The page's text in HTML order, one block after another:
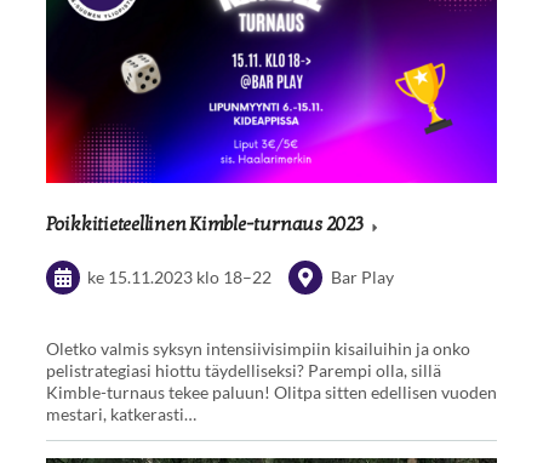
Poikkitieteellinen Kimble-turnaus 2023
ke 15.11.2023 klo 18–22 Bar Play
Oletko valmis syksyn intensiivisimpiin kisailuihin ja onko
pelistrategiasi hiottu täydelliseksi? Parempi olla, sillä
Kimble-turnaus tekee paluun! Olitpa sitten edellisen vuoden
mestari, katkerasti…